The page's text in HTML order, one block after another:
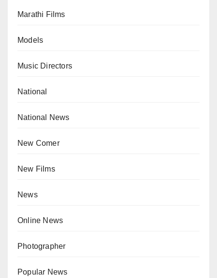
Marathi Films
Models
Music Directors
National
National News
New Comer
New Films
News
Online News
Photographer
Popular News